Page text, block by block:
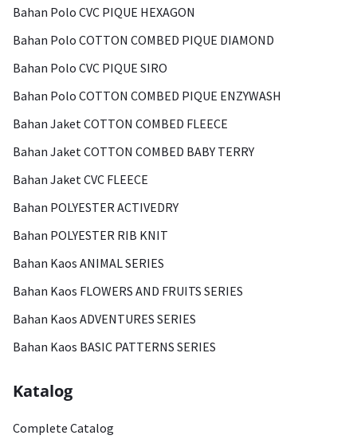
Bahan Polo CVC PIQUE HEXAGON
Bahan Polo COTTON COMBED PIQUE DIAMOND
Bahan Polo CVC PIQUE SIRO
Bahan Polo COTTON COMBED PIQUE ENZYWASH
Bahan Jaket COTTON COMBED FLEECE
Bahan Jaket COTTON COMBED BABY TERRY
Bahan Jaket CVC FLEECE
Bahan POLYESTER ACTIVEDRY
Bahan POLYESTER RIB KNIT
Bahan Kaos ANIMAL SERIES
Bahan Kaos FLOWERS AND FRUITS SERIES
Bahan Kaos ADVENTURES SERIES
Bahan Kaos BASIC PATTERNS SERIES
Katalog
Complete Catalog